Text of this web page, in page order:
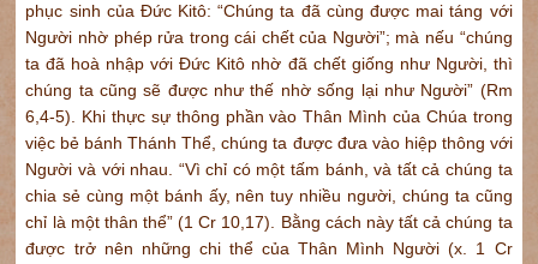
phục sinh của Đức Kitô: “Chúng ta đã cùng được mai táng với
Người nhờ phép rửa trong cái chết của Người”; mà nếu “chúng
ta đã hoà nhập với Đức Kitô nhờ đã chết giống như Người, thì
chúng ta cũng sẽ được như thế nhờ sống lại như Người” (Rm
6,4-5). Khi thực sự thông phần vào Thân Mình của Chúa trong
việc bẻ bánh Thánh Thể, chúng ta được đưa vào hiệp thông với
Người và với nhau. “Vì chỉ có một tấm bánh, và tất cả chúng ta
chia sẻ cùng một bánh ấy, nên tuy nhiều người, chúng ta cũng
chỉ là một thân thể” (1 Cr 10,17). Bằng cách này tất cả chúng ta
được trở nên những chi thể của Thân Mình Người (x. 1 Cr